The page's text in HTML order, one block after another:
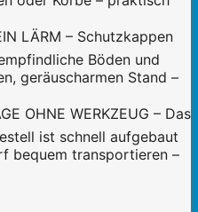
LÄRM – Schutzkappen
Böden und
geräuscharmen Stand –
OHNE WERKZEUG – Das
ist schnell aufgebaut
bequem transportieren –